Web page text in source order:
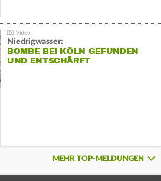
Niedrigwasser:
BOMBE BEI KÖLN GEFUNDEN
UND ENTSCHÄRFT
MEHR TOP-MELDUNGEN